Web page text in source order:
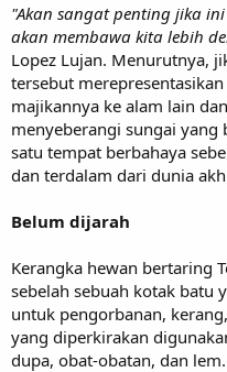
"Akan sangat penting jika
akan membawa kita lebih
Lopez Lujan. Menurutnya,
tersebut
majikannya ke alam lain
menyeberangi sungai yang
satu tempat berbahaya
dan terdalam dari dunia
Belum dijarah
Kerangka hewan bertaring
sebelah sebuah kotak batu
untuk pengorbanan,
yang diperkirakan
dupa, obat-obatan, dan lem.